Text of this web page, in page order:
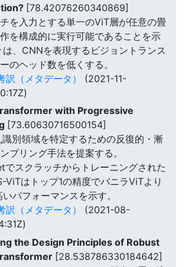
[78.42076260340869]
を入力とする単一のViT層が任意の畳
を構成的に実行可能であることを示
、CNNを表現するビジョントランス
のヘッド数を低くする。
訳（メタデータ）
(2021-11-
with Progressive
[73.60630716500154]
別領域を特定するための反復的・漸
プリング手法を提案する。
でスクラッチからトレーニングされた
ViTはトップ1の精度でバニラViTより
パフォーマンスを示す。
訳（メタデータ）
(2021-08-
the Design Principles of Robust
[28.538786330184642]